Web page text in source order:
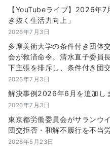
【YouTubeライブ】2026年
き抜く生活力向上」
2026年7月3日
多摩美術大学の条件付き団体
会が救済命令。清水直子委員
下主張を排斥し、条件付き団
2026年7月3日
解決事例2026年6月を追加し
2026年7月3日
東京都労働委員会がサランウ
団交拒否・和解不履行を不当
2026年5月23日